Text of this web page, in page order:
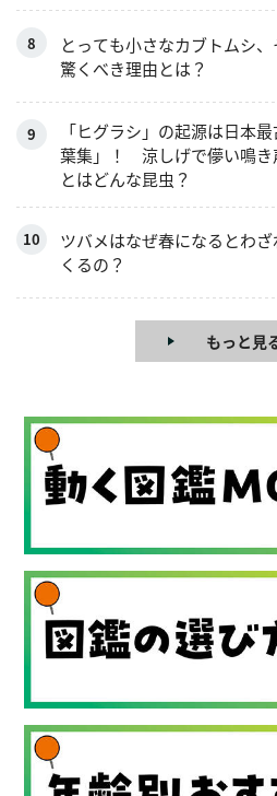
とっても小さなカブトムシ
驚くべき理由とは？
「ヒグラシ」の起源は日本
葉集」！ 涼しげで儚い鳴き
とはどんな昆虫？
ツバメはなぜ春になるとわ
くるの？
もっと見